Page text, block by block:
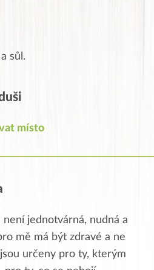
sůl.
místo
není jednotvárná, nudná a
mě má být zdravé a ne
určeny pro ty, kterým